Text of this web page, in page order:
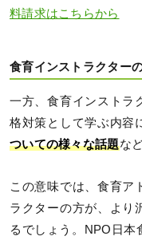
料請求はこちらから
食育インストラクター
一方、食育インストラ
格対策として学ぶ内容
ついての様々な話題な
この意味では、食育ア
ラクターの方が、より
るでしょう。NPO日本